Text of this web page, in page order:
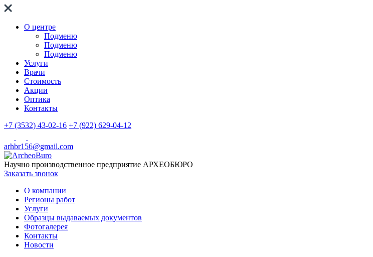
О центре
Подменю
Подменю
Подменю
Услуги
Врачи
Стоимость
Акции
Оптика
Контакты
+7 (3532) 43-02-16 +7 (922) 629-04-12
arhbr156@gmail.com
Научно производственное предприятие АРХЕОБЮРО
Заказать звонок
О компании
Регионы работ
Услуги
Образцы выдаваемых документов
Фотогалерея
Контакты
Новости